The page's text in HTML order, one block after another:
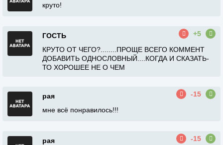
круто!
ГОСТЬ
+5
КРУТО ОТ ЧЕГО?........ПРОЩЕ ВСЕГО КОММЕНТ
ДОБАВИТЬ ОДНОСЛОВНЫЙ....КОГДА И СКАЗАТЬ-
ТО ХОРОШЕЕ НЕ О ЧЕМ
рая
-15
мне всё понравилось!!!
рая
-15